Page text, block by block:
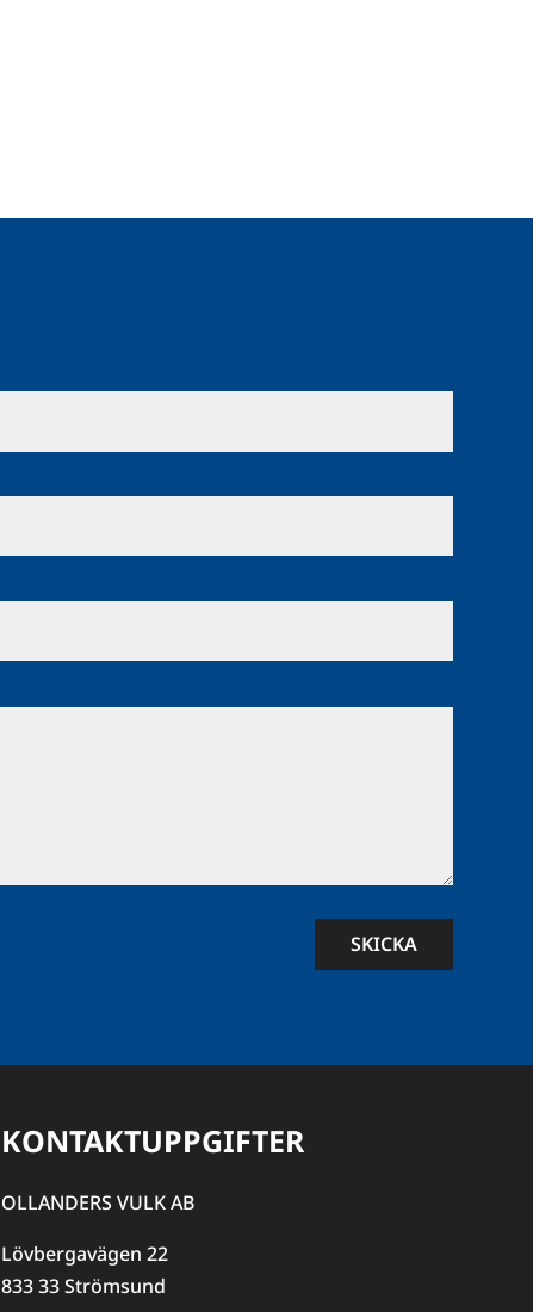
SKICKA
KONTAKTUPPGIFTER
OLLANDERS VULK AB
Lövbergavägen 22
833 33 Strömsund